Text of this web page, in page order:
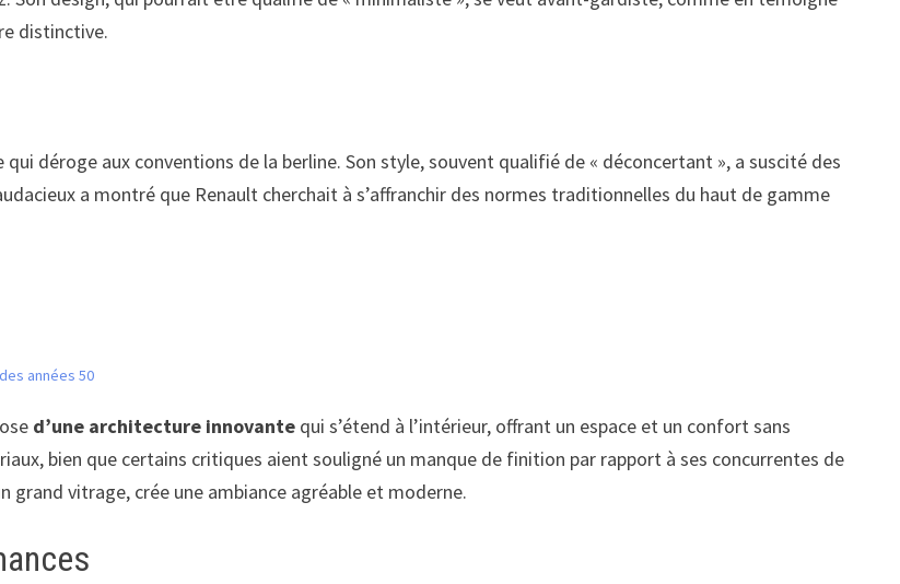
distinctive.
déroge aux conventions de la berline. Son style, souvent qualifié de « déconcertant », a suscité des
a montré que Renault cherchait à s’affranchir des normes traditionnelles du haut de gamme
années 50
d’une architecture innovante qui s’étend à l’intérieur, offrant un espace et un confort sans
bien que certains critiques aient souligné un manque de finition par rapport à ses concurrentes de
grand vitrage, crée une ambiance agréable et moderne.